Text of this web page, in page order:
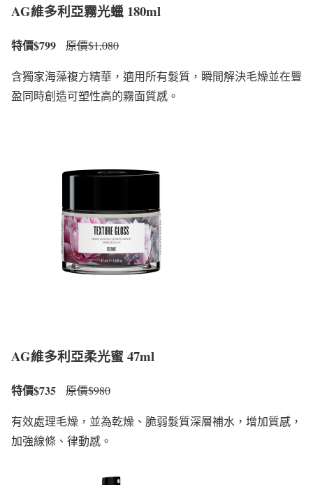
AG維多利亞霧光蠟 180ml
特價$799 原價$1,080
含獨家海藻複方精華，適用所有髮質，瞬間解決毛燥並在豐
盈同時創造可塑性高的霧面質感。
AG維多利亞柔光蜜 47ml
特價$735 原價$980
有效處理毛燥，並為乾燥、脆弱髮質深層補水，增加質感，
加強線條、律動感。